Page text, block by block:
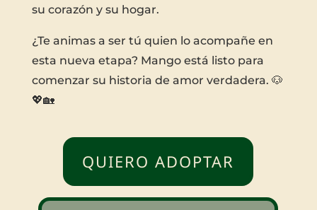
su corazón y su hogar.
¿Te animas a ser tú quien lo acompañe en
esta nueva etapa? Mango está listo para
comenzar su historia de amor verdadera. 🐶
💖🏡
QUIERO ADOPTAR